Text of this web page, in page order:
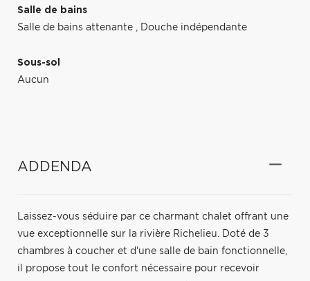
Salle de bains
Salle de bains attenante , Douche indépendante
Sous-sol
Aucun
ADDENDA
Laissez-vous séduire par ce charmant chalet offrant une
vue exceptionnelle sur la rivière Richelieu. Doté de 3
chambres à coucher et d'une salle de bain fonctionnelle,
il propose tout le confort nécessaire pour recevoir